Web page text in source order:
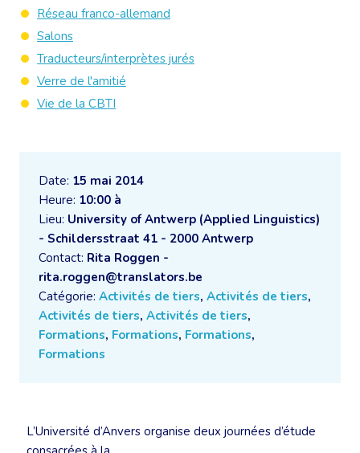
Date: 15 mai 2014
Heure: 10:00 à
Lieu: University of Antwerp (Applied Linguistics)
- Schildersstraat 41 - 2000 Antwerp
Contact: Rita Roggen -
rita.roggen@translators.be
Catégorie: Activités de tiers, Activités de tiers,
Activités de tiers, Activités de tiers,
Formations, Formations, Formations,
Formations
L’Université d’Anvers organise deux journées d’étude
Réseau franco-allemand
Salons
Traducteurs/interprètes jurés
Verre de l'amitié
Vie de la CBTI